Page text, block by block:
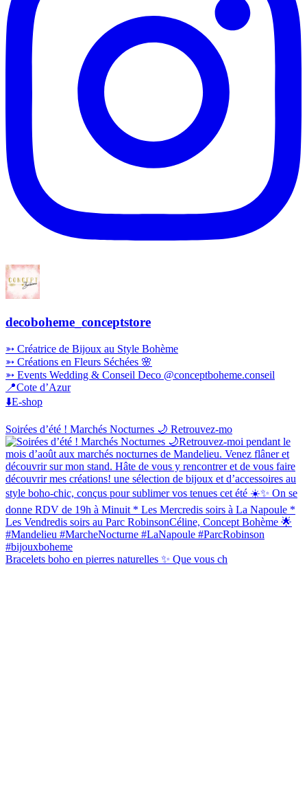
decoboheme_conceptstore
➳ Créatrice de Bijoux au Style Bohème
➳ Créations en Fleurs Séchées 🌸
➳ Events Wedding & Conseil Deco @conceptboheme.conseil
📍Cote d’Azur
⬇️E-shop
Soirées d’été ! Marchés Nocturnes 🌙 Retrouvez-mo
Bracelets boho en pierres naturelles ✨ Que vous ch